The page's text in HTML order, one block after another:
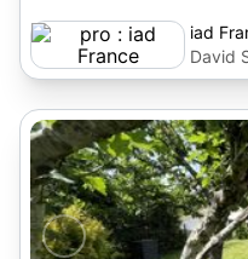
iad
David